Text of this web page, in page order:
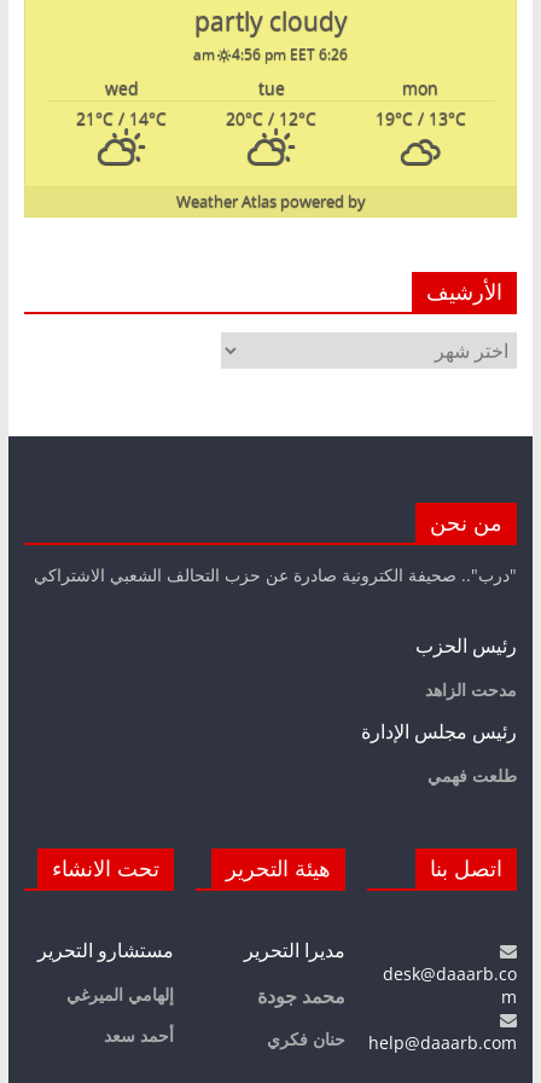
partly cloudy
6:26 am
4:56 pm EET
mon
tue
wed
19°C/ 13°C
20°C / 12°C
21°C / 14°C
powered by
Weather Atlas
الأرشيف
الأرشيف
من نحن
"درب".. صحيفة الكترونية صادرة عن حزب التحالف الشعبي الاشتراكي
رئيس الحزب
مدحت الزاهد
رئيس مجلس الإدارة
طلعت فهمي
اتصل بنا
desk@daaarb.co
m
help@daaarb.com
هيئة التحرير
مديرا التحرير
محمد جودة
حنان فكري
تحت الانشاء
مستشارو التحرير
إلهامي الميرغي
أحمد سعد